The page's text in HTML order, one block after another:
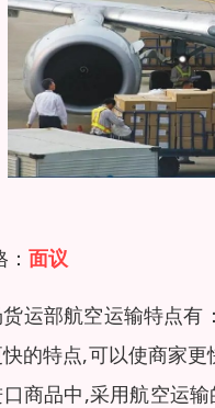
面议
运部航空运输特点有
的特点,可以使商家
商品中,采用航空运